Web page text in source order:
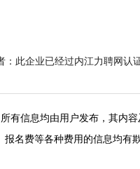
：此企业已经过内江力聘网认
有信息均由用户发布，其内
报名费等各种费用的信息均有